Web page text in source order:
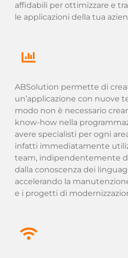
affidabili per ottimizzare e
le applicazioni della tua
ABSolution permette di
un’applicazione con nuove
modo non è necessario
know-how nella
avere specialisti per ogni
infatti immediatamente
team, indipendentemente
dalla conoscenza dei
accelerando la
e i progetti di